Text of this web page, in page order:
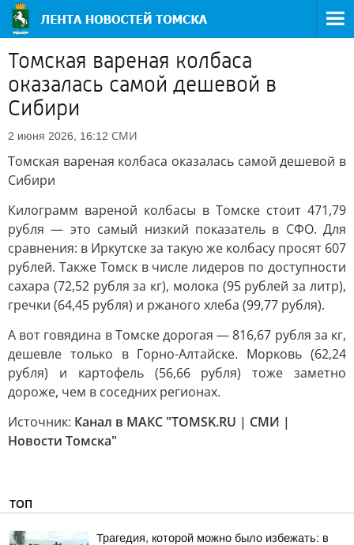
Томская вареная колбаса
оказалась самой дешевой в
Сибири
2 июня 2026, 16:12 СМИ
Томская вареная колбаса оказалась самой дешевой в
Сибири
Килограмм вареной колбасы в Томске стоит 471,79
рубля — это самый низкий показатель в СФО. Для
сравнения: в Иркутске за такую же колбасу просят 607
рублей. Также Томск в числе лидеров по доступности
сахара (72,52 рубля за кг), молока (95 рублей за литр),
гречки (64,45 рубля) и ржаного хлеба (99,77 рубля).
А вот говядина в Томске дорогая — 816,67 рубля за кг,
дешевле только в Горно-Алтайске. Морковь (62,24
рубля) и картофель (56,66 рубля) тоже заметно
дороже, чем в соседних регионах.
Источник: Канал в МАКС "TOMSK.RU | СМИ |
Новости Томска"
ТОП
Трагедия, которой можно было избежать: в